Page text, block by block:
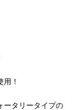
！
ータリータイプの